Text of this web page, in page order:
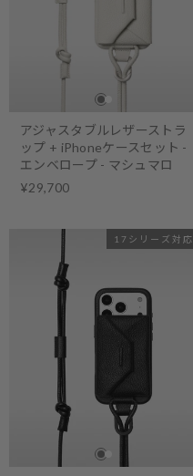
アジャスタブルレザーストラ
ップ + iPhoneケースセット -
エンベロープ - マシュマロ
¥29,700
17シリーズ対応